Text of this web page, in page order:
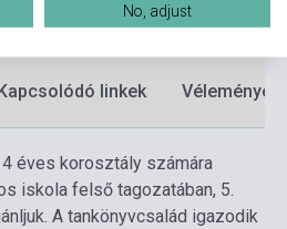
Kapcsolódó linkek Vélemények
éves korosztály számára
iskola felső tagozatában, 5.
A tankönyvcsalád igazodik
No, adjust